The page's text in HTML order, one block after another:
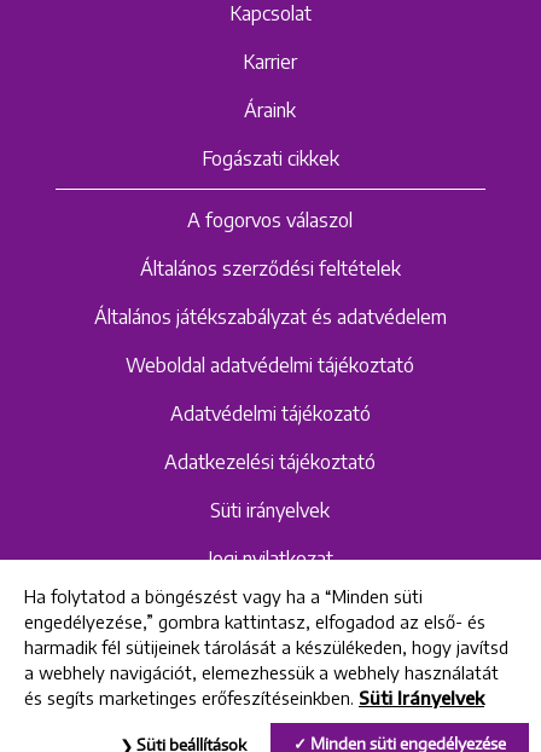
Kapcsolat
Karrier
Áraink
Fogászati cikkek
A fogorvos válaszol
Általános szerződési feltételek
Általános játékszabályzat és adatvédelem
Weboldal adatvédelmi tájékoztató
Adatvédelmi tájékozató
Adatkezelési tájékoztató
Süti irányelvek
Jogi nyilatkozat
Hangrögzítéshez kapcsolódó adatvédelmi
szabályzat és tájékoztató
Ha folytatod a böngészést vagy ha a “Minden süti
engedélyezése,” gombra kattintasz, elfogadod az első- és
harmadik fél sütijeinek tárolását a készülékeden, hogy javítsd
a webhely navigációt, elemezhessük a webhely használatát
és segíts marketinges erőfeszítéseinkben. Süti Irányelvek
Minden süti engedélyezése
Süti beállítások